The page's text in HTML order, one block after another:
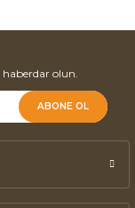
olun.
ABONE OL